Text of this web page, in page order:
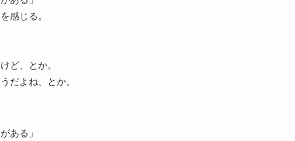
感じる。
ど、とか。
だよね、とか。
ある」